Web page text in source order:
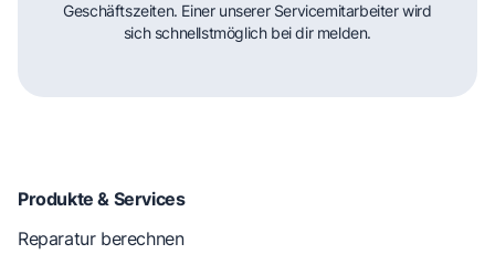
Geschäftszeiten. Einer unserer Servicemitarbeiter wird
sich schnellstmöglich bei dir melden.
Produkte & Services
Reparatur berechnen